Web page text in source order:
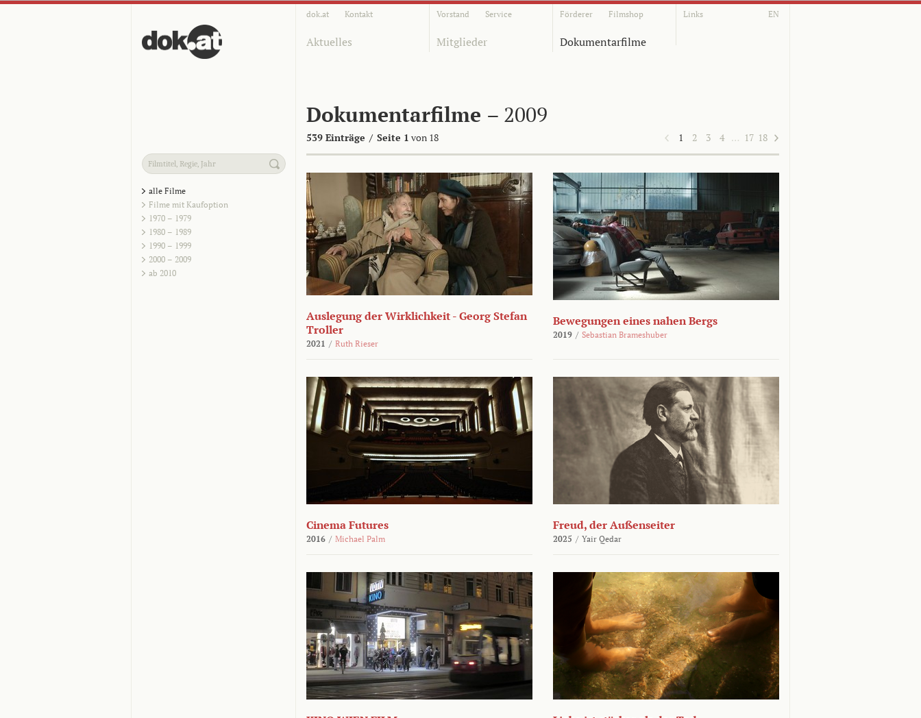
dok.at Kontakt Vorstand Service Förderer Filmshop Links EN
Aktuelles Mitglieder Dokumentarfilme
Dokumentarfilme – 2009
539 Einträge / Seite 1 von 18 1 2 3 4 … 17 18
alle Filme
Filme mit Kaufoption
1970 – 1979
1980 – 1989
1990 – 1999
2000 – 2009
ab 2010
Auslegung der Wirklichkeit - Georg Stefan
Troller
2021 / Ruth Rieser
Bewegungen eines nahen Bergs
2019 / Sebastian Brameshuber
Cinema Futures
2016 / Michael Palm
Freud, der Außenseiter
2025 / Yair Qedar